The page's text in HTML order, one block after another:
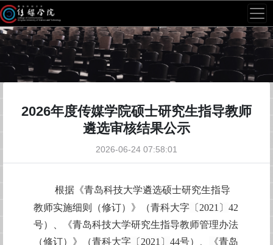
2026年度传媒学院硕士研究生指导教师
遴选审核结果公示
2026-06-24 07:58:01
根据《青岛科技大学遴选硕士研究生指导
教师实施细则（修订）》（青科大字 〔2021〕 42
号）、《青岛科技大学研究生指导教师管理办法
（修订）》（青科大字 〔2021〕 44号）、
《青岛